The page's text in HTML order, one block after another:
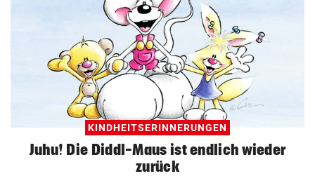
KINDHEITSERINNERUNGEN
Juhu! Die Diddl-Maus ist endlich wieder
zurück